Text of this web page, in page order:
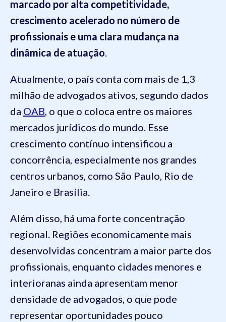
marcado por alta competitividade,
crescimento acelerado no número de
profissionais e uma clara mudança na
dinâmica de atuação.
Atualmente, o país conta com mais de 1,3
milhão de advogados ativos, segundo dados
da OAB, o que o coloca entre os maiores
mercados jurídicos do mundo. Esse
crescimento contínuo intensificou a
concorrência, especialmente nos grandes
centros urbanos, como São Paulo, Rio de
Janeiro e Brasília.
Além disso, há uma forte concentração
regional. Regiões economicamente mais
desenvolvidas concentram a maior parte dos
profissionais, enquanto cidades menores e
interioranas ainda apresentam menor
densidade de advogados, o que pode
representar oportunidades pouco